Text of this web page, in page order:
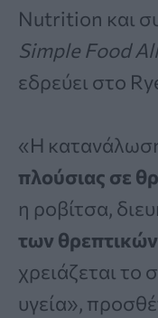
Nutrition και
Simple Food
εδρεύει στο
«Η
πλούσιας σε
η ροβίτσα,
των
χρειάζεται το
υγεία»,